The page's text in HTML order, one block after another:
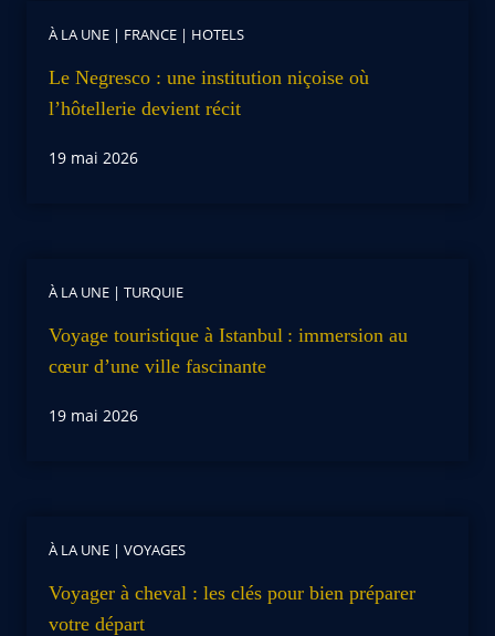
À LA UNE | FRANCE | HOTELS
Le Negresco : une institution niçoise où
l’hôtellerie devient récit
19 mai 2026
À LA UNE | TURQUIE
Voyage touristique à Istanbul : immersion au
cœur d’une ville fascinante
19 mai 2026
À LA UNE | VOYAGES
Voyager à cheval : les clés pour bien préparer
votre départ